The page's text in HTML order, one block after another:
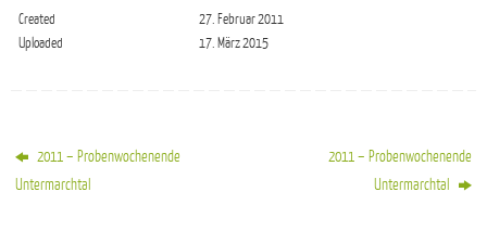
Created
27. Februar 2011
Uploaded
17. März 2015
2011 – Probenwochenende
Untermarchtal
2011 – Probenwochenende
Untermarchtal